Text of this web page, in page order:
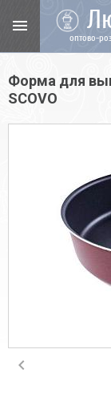
menu
оптово-
Форма для
SCOVO
chevron_left